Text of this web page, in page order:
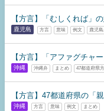
【方言】「むしくれば」
鹿児島 方言 意味 例文 鹿児
【方言】「アファグチャ
沖縄 沖縄弁 まとめ 47都道府県
【方言】47都道府県の「
沖縄 方言 意味 例文 まとめ